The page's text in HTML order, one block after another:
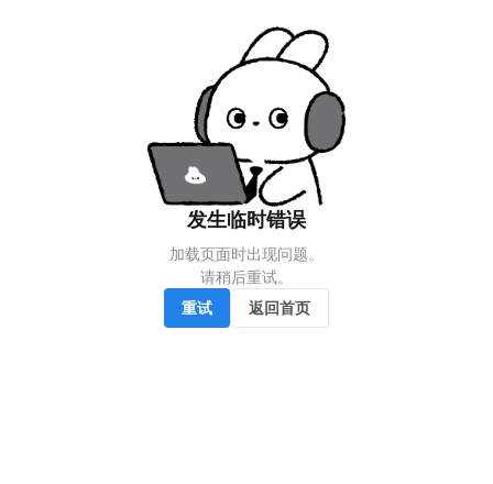
发生临时错误
加载页面时出现问题。
请稍后重试。
重试
返回首页